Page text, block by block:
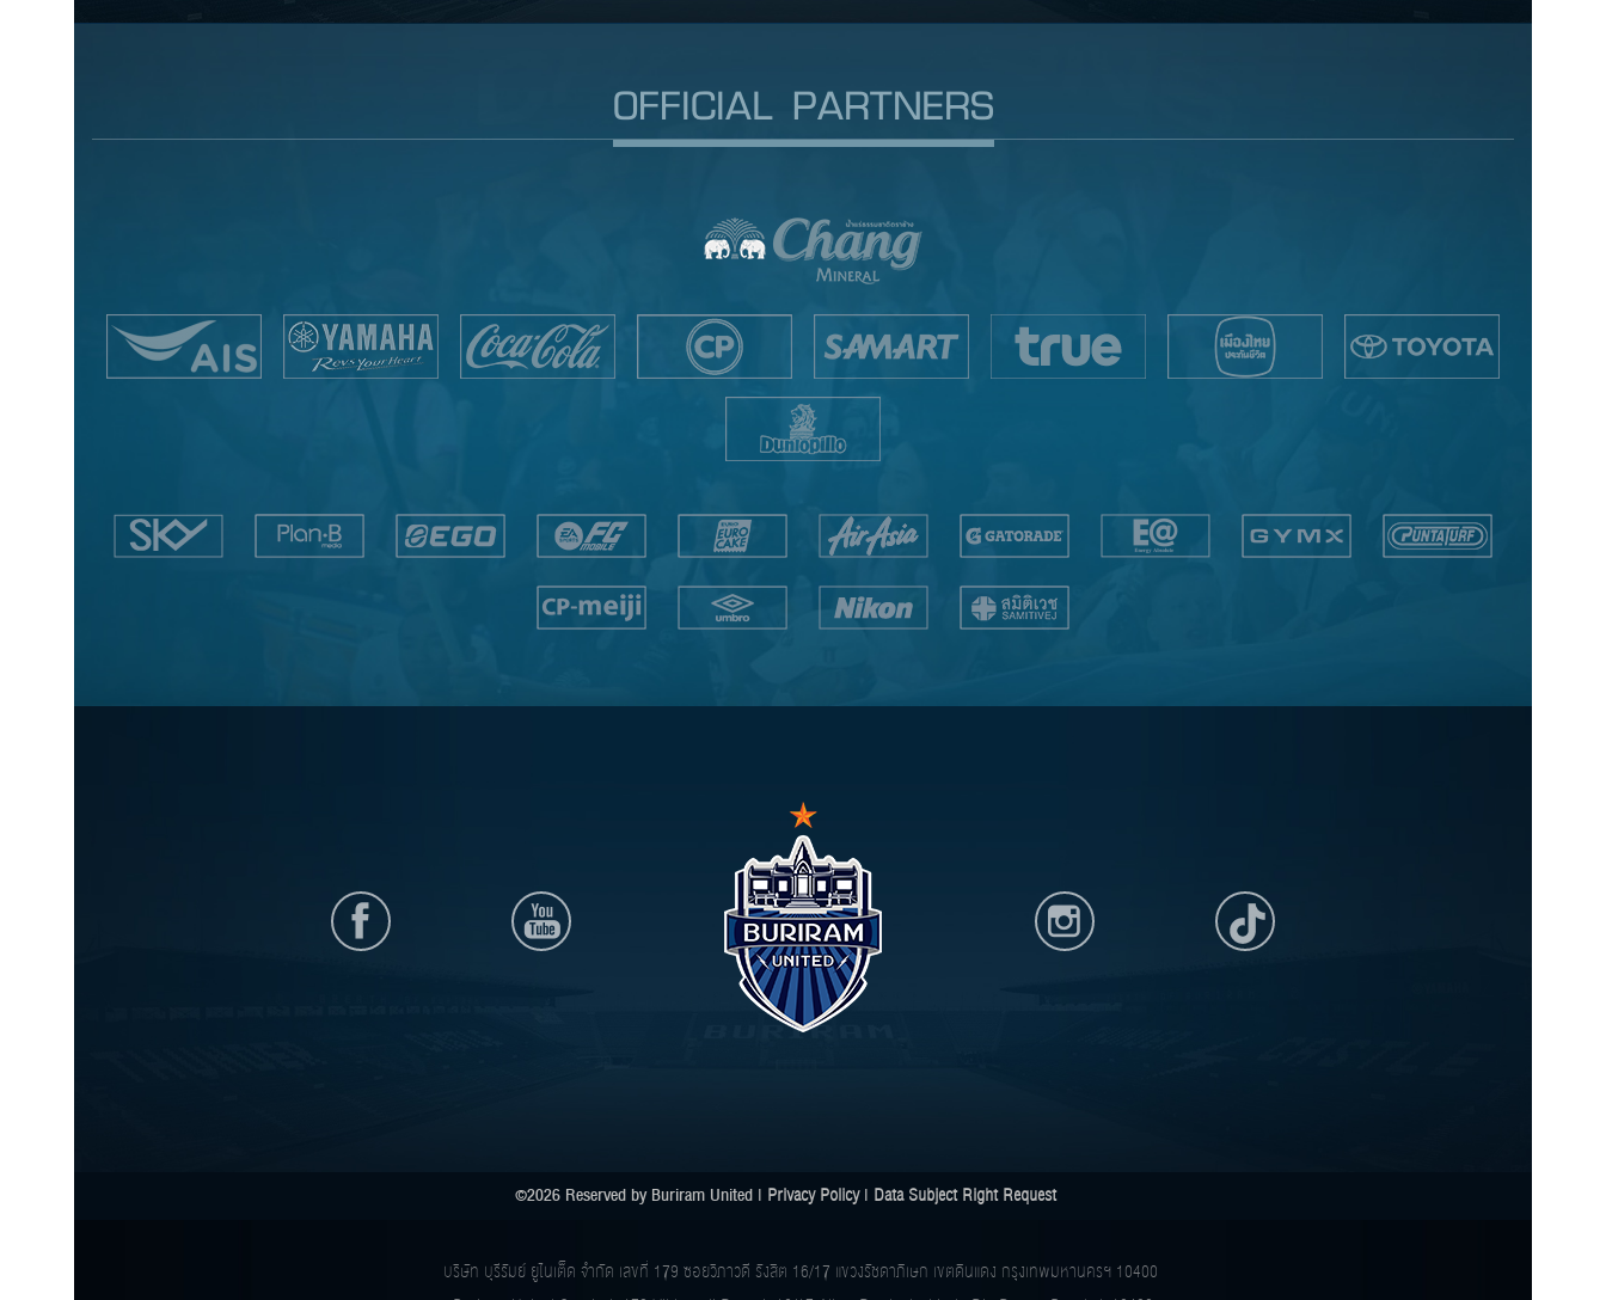
OFFICIAL PARTNERS
©2026 Reserved by Buriram United | Privacy Policy| Data Subject Right Request
บริษัท บุรีรัมย์ ยูไนเต็ด จำกัด เลขที่ 179 ซอยวิภาวดี รังสิต 16/17 แขวงรัชดาภิเษก เขตดินแดง กรุงเทพมหานครฯ 10400